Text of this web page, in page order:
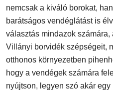
nemcsak a kiváló borokat,
barátságos vendéglátást is
választás mindazok
Villányi borvidék szépségeit,
otthonos környezetben
hogy a vendégek számára
nyújtson, legyen szó akár